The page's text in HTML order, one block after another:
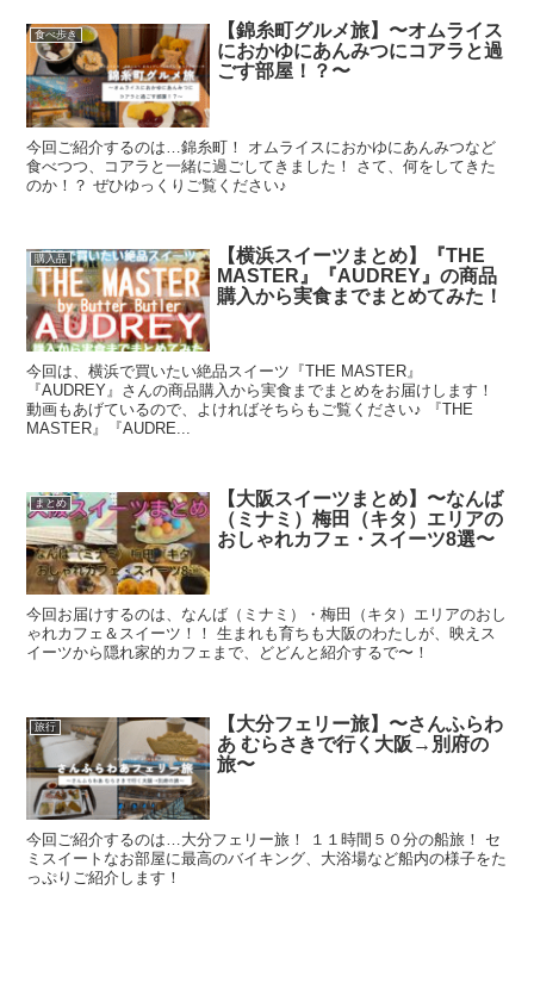
食べ歩き
【錦糸町グルメ旅】〜オムライス
におかゆにあんみつにコアラと過
ごす部屋！？〜
今回ご紹介するのは…錦糸町！ オムライスにおかゆにあんみつなど
食べつつ、コアラと一緒に過ごしてきました！ さて、何をしてきた
のか！？ ぜひゆっくりご覧ください♪
購入品
【横浜スイーツまとめ】『THE
MASTER』『AUDREY』の商品
購入から実食までまとめてみた！
今回は、横浜で買いたい絶品スイーツ『THE MASTER』
『AUDREY』さんの商品購入から実食までまとめをお届けします！
動画もあげているので、よければそちらもご覧ください♪ 『THE
MASTER』『AUDRE...
まとめ
【大阪スイーツまとめ】〜なんば
（ミナミ）梅田（キタ）エリアの
おしゃれカフェ・スイーツ8選〜
今回お届けするのは、なんば（ミナミ）・梅田（キタ）エリアのおし
ゃれカフェ＆スイーツ！！ 生まれも育ちも大阪のわたしが、映えス
イーツから隠れ家的カフェまで、どどんと紹介するで〜！
旅行
【大分フェリー旅】〜さんふらわ
あ むらさきで行く大阪→別府の
旅〜
今回ご紹介するのは…大分フェリー旅！ １１時間５０分の船旅！ セ
ミスイートなお部屋に最高のバイキング、大浴場など船内の様子をた
っぷりご紹介します！